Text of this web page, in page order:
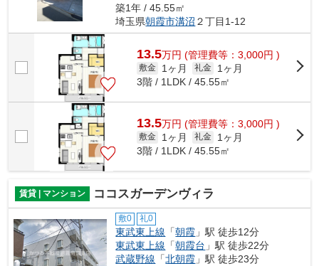
築1年 / 45.55㎡
埼玉県朝霞市溝沼 ２丁目1-12
13.5万円 (管理費等：3,000円 )
敷金 1ヶ月 礼金
1ヶ月
3階 / 1LDK / 45.55㎡
13.5万円 (管理費等：3,000円 )
敷金 1ヶ月 礼金
1ヶ月
3階 / 1LDK / 45.55㎡
賃貸 | マンション ココスガーデンヴィラ
敷0 礼0
東武東上線 「朝霞 」駅 徒歩12分
東武東上線 「朝霞台 」駅 徒歩22分
武蔵野線 「北朝霞 」駅 徒歩23分